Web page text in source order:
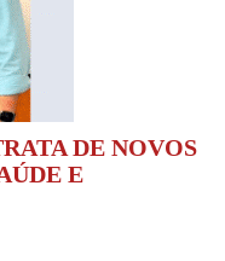
DE NOVOS
E